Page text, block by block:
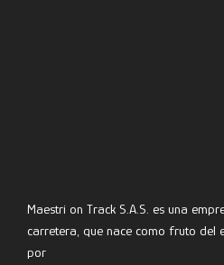
Maestri on Track S.A.S. es una
carretera, que nace como fruto del
por